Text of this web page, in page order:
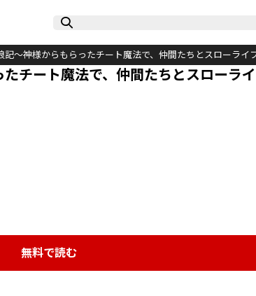
～神様からもらったチート魔法で、仲間たちとスローライ
チート魔法で、仲間たちとスローラ
無料で読む